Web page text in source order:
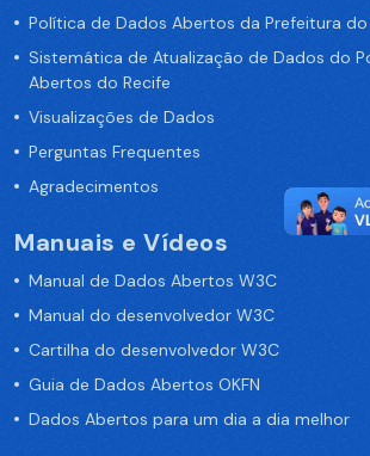
Política de Dados Abertos da Prefeitura do
Sistemática de Atualização de Dados do
Abertos do Recife
Visualizações de Dados
Perguntas Frequentes
Agradecimentos
Manuais e Vídeos
Manual de Dados Abertos W3C
Manual do desenvolvedor W3C
Cartilha do desenvolvedor W3C
Guia de Dados Abertos OKFN
Dados Abertos para um dia a dia melhor